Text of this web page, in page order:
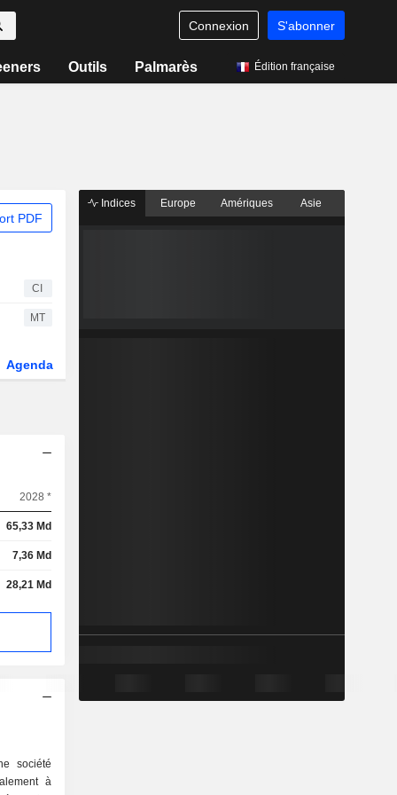
Connexion S'abonner
Outils Palmarès Édition française
PDF
CI
MT
Agenda
2028 *
65,33 Md
7,36 Md
28,21 Md
société
à
Indices Europe Amériques Asie